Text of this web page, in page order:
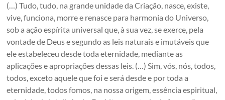
(…) Tudo, tudo, na grande unidade da Criação, nasce, existe,
vive, funciona, morre e renasce para harmonia do Universo,
sob a ação espírita universal que, à sua vez, se exerce, pela
vontade de Deus e segundo as leis naturais e imutáveis que
ele estabeleceu desde toda eternidade, mediante as
aplicações e apropriações dessas leis. (…) Sim, vós, nós, todos,
todos, exceto aquele que foi e será desde e por toda a
eternidade, todos fomos, na nossa origem, essência espiritual,